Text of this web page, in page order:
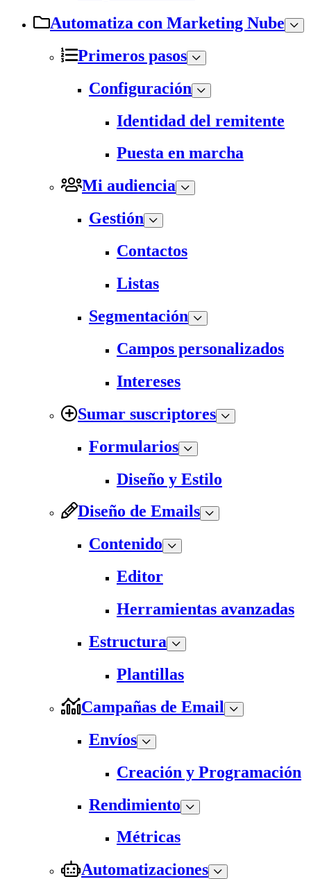
Automatiza con Marketing Nube
Primeros pasos
Configuración
Identidad del remitente
Puesta en marcha
Mi audiencia
Gestión
Contactos
Listas
Segmentación
Campos personalizados
Intereses
Sumar suscriptores
Formularios
Diseño y Estilo
Diseño de Emails
Contenido
Editor
Herramientas avanzadas
Estructura
Plantillas
Campañas de Email
Envíos
Creación y Programación
Rendimiento
Métricas
Automatizaciones